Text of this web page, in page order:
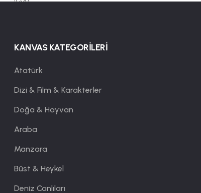
KANVAS KATEGORİLERİ
Atatürk
Dizi & Film & Karakterler
Doğa & Hayvan
Araba
Manzara
Büst & Heykel
Deniz Canlıları